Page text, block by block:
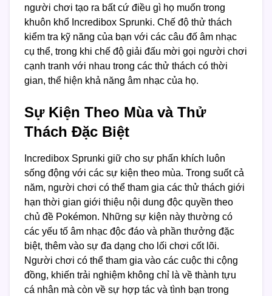
người chơi tạo ra bất cứ điều gì họ muốn trong
khuôn khổ Incredibox Sprunki. Chế độ thử thách
kiểm tra kỹ năng của bạn với các câu đố âm nhạc
cụ thể, trong khi chế độ giải đấu mời gọi người chơi
cạnh tranh với nhau trong các thử thách có thời
gian, thể hiện khả năng âm nhạc của họ.
Sự Kiện Theo Mùa và Thử
Thách Đặc Biệt
Incredibox Sprunki giữ cho sự phấn khích luôn
sống động với các sự kiện theo mùa. Trong suốt cả
năm, người chơi có thể tham gia các thử thách giới
hạn thời gian giới thiệu nội dung độc quyền theo
chủ đề Pokémon. Những sự kiện này thường có
các yếu tố âm nhạc độc đáo và phần thưởng đặc
biệt, thêm vào sự đa dạng cho lối chơi cốt lõi.
Người chơi có thể tham gia vào các cuộc thi cộng
đồng, khiến trải nghiệm không chỉ là về thành tựu
cá nhân mà còn về sự hợp tác và tình bạn trong